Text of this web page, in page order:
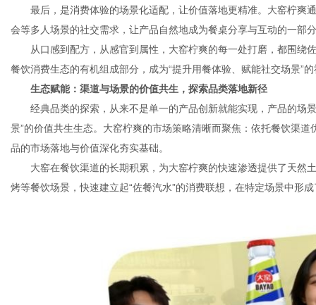
最后，是消费体验的场景化适配，让价值落地更精准。大窑柠爽
会等多人场景的社交需求，让产品自然地成为餐桌分享与互动的一部
从口感到配方，从感官到属性，大窑柠爽的每一处打磨，都围绕
餐饮消费生态的有机组成部分，成为“提升用餐体验、赋能社交场景”
生态赋能：渠道与场景的价值共生，探索品类落地新径
经典品类的探索，从来不是单一的产品创新就能实现，产品的
景”的价值共生生态。大窑柠爽的市场策略清晰而聚焦：依托餐饮渠
品的市场落地与价值深化夯实基础。
大窑在餐饮渠道的长期积累，为大窑柠爽的快速渗透提供了天然
烤等餐饮场景，快速建立起“佐餐汽水”的消费联想，在特定场景中形